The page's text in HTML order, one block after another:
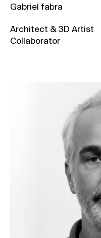
Gabriel fabra
Architect & 3D Artist
Collaborator